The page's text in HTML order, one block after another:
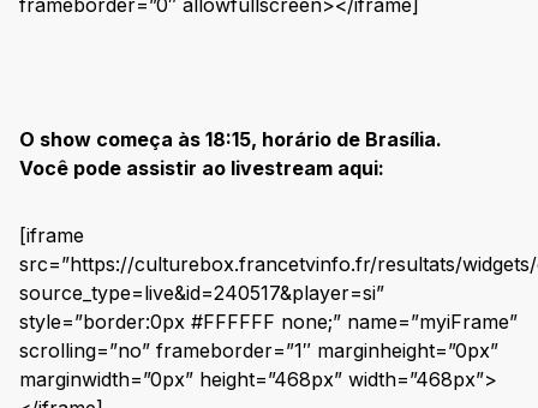
frameborder=”0″ allowfullscreen></iframe]
O show começa às 18:15, horário de Brasília.
Você pode assistir ao livestream aqui:
[iframe
src=”https://culturebox.francetvinfo.fr/resultats/
source_type=live&id=240517&player=si”
style=”border:0px #FFFFFF none;” name=”myiFrame”
scrolling=”no” frameborder=”1″ marginheight=”0px”
marginwidth=”0px” height=”468px” width=”468px”>